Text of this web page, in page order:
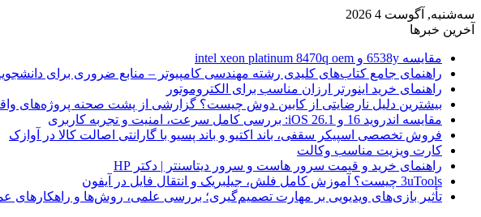
سه‌شنبه, آگوست 4 2026
آخرین خبرها
مقایسه 6538y و intel xeon platinum 8470q oem
راهنمای جامع کتاب‌های کلیدی رشته مهندسی کامپیوتر – منابع ضروری برای
راهنمای خرید اینورتر ارزان مناسب برای الکتروموتور
بیشترین دلیل نارضایتی از کابین دوش چیست؟ گزارشی از پشت صحنه پروژه‌های
مقایسه اندروید 16 و iOS 26.1: بررسی کامل سرعت، امنیت و تجربه کاربری
فروش تخصصی اسپیکر سقفی، باند اکتیو و باند پسیو با گارانتی اصالت کالا در آوازک
کارت ویزیت مناسب وکالت
راهنمای خرید و قیمت سرور هاست و سرور دیتاسنتر | دکتر HP
3uTools چیست؟ آموزش کامل فلش، جیلبریک و انتقال فایل در آیفون
تأثیر بازی‌های ویدیویی بر مهارت تصمیم‌گیری؛ بررسی علمی، روش‌ها و راهکارهای